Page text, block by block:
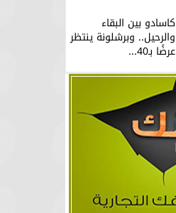
كاسادو بين البقاء
والرحيل.. وبرشلونة ينتظر
عرضًا بـ40...